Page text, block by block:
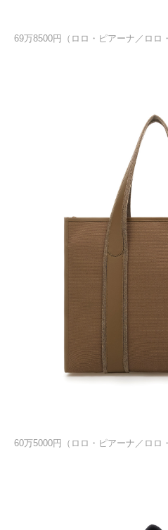
69万8500円（ロロ・ピアーナ／ロロ
60万5000円（ロロ・ピアーナ／ロロ